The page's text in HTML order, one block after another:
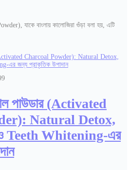
যাকে বাংলায় কালোজিরা গুঁড়া বলা হয়, এটি
পাউডার (Activated
Natural Detox,
Whitening-এর